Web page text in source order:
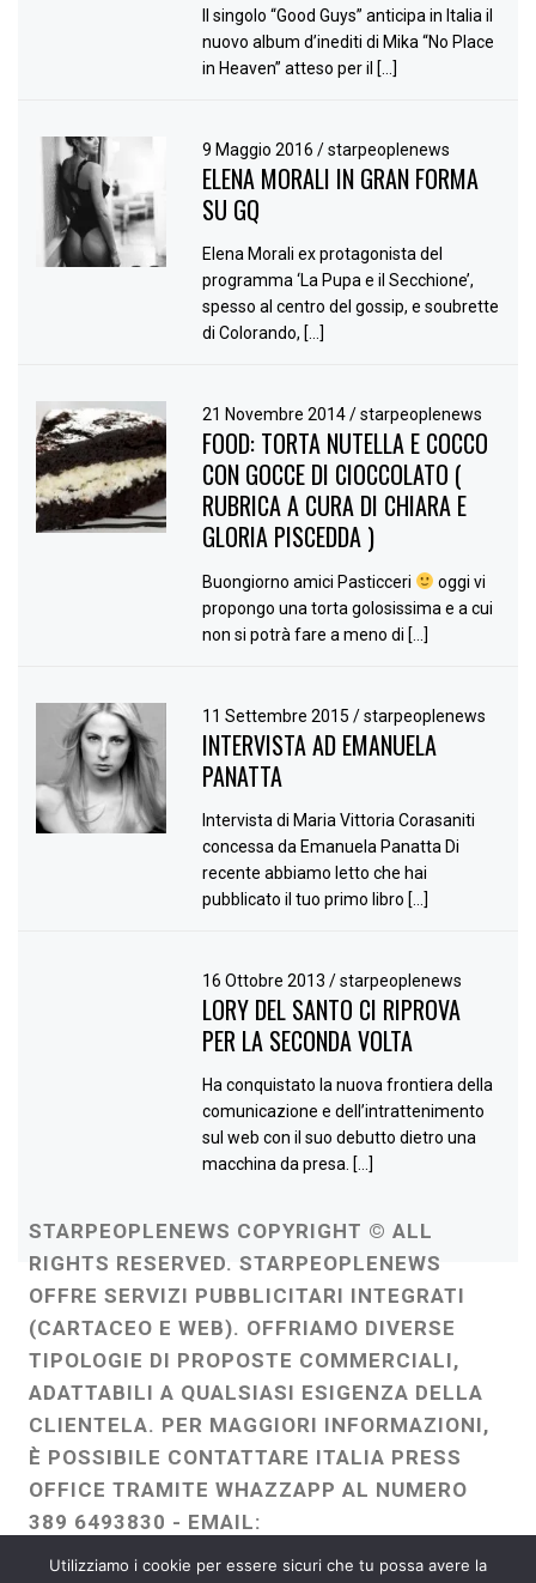
Il singolo “Good Guys” anticipa in Italia il
nuovo album d’inediti di Mika “No Place
in Heaven” atteso per il […]
9 Maggio 2016/ starpeoplenews
ELENA MORALI IN GRAN FORMA
SU GQ
Elena Morali ex protagonista del
programma ‘La Pupa e il Secchione’,
spesso al centro del gossip, e soubrette
di Colorando, […]
21 Novembre 2014/ starpeoplenews
FOOD: TORTA NUTELLA E COCCO
CON GOCCE DI CIOCCOLATO (
RUBRICA A CURA DI CHIARA E
GLORIA PISCEDDA )
Buongiorno amici Pasticceri
oggi vi
propongo una torta golosissima e a cui
non si potrà fare a meno di […]
11 Settembre 2015/ starpeoplenews
INTERVISTA AD EMANUELA
PANATTA
Intervista di Maria Vittoria Corasaniti
concessa da Emanuela Panatta Di
recente abbiamo letto che hai
pubblicato il tuo primo libro […]
16 Ottobre 2013/ starpeoplenews
LORY DEL SANTO CI RIPROVA
PER LA SECONDA VOLTA
Ha conquistato la nuova frontiera della
comunicazione e dell’intrattenimento
sul web con il suo debutto dietro una
macchina da presa. […]
STARPEOPLENEWS COPYRIGHT © ALL
RIGHTS RESERVED. STARPEOPLENEWS
OFFRE SERVIZI PUBBLICITARI INTEGRATI
(CARTACEO E WEB). OFFRIAMO DIVERSE
TIPOLOGIE DI PROPOSTE COMMERCIALI,
ADATTABILI A QUALSIASI ESIGENZA DELLA
CLIENTELA. PER MAGGIORI INFORMAZIONI,
È POSSIBILE CONTATTARE ITALIA PRESS
OFFICE TRAMITE WHAZZAPP AL NUMERO
389 6493830 - EMAIL:
ITALIAPRESSOFFICE@GMAIL.COM
Utilizziamo i cookie per essere sicuri che tu possa avere la